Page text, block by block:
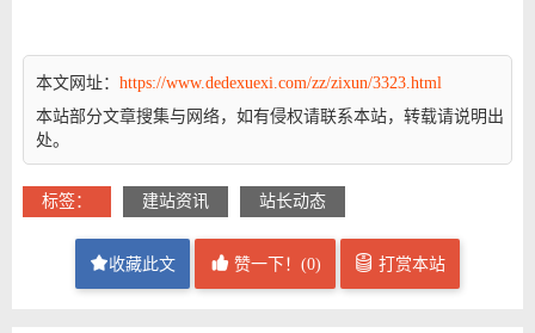
本文网址： https://www.dedexuexi.com/zz/zixun/3323.html
本站部分文章搜集与网络，如有侵权请联系本站，转载请说明出
处。
标签： 建站资讯 站长动态
收藏此文 赞一下！(0) 打赏本站